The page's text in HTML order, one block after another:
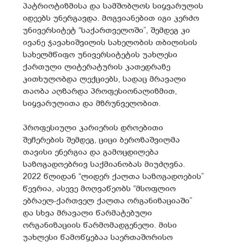
პატრიოტიზმისა და სამშობლოს სიყვარულის
იდეებს უნერგავდა. მოგვიანებით იგი კერძო
უნივერსიტეტ “საქართველოში”, შემდეგ კი
ივანე ჯავახიშვილის სახელობის თბილისის
სახელმწიფო უნივერსიტეტის უახლესი
ქართული ლიტერატურის კათედრაზე
კითხულობდა ლექციებს, სადაც მრავალი
თაობა აღზარდა პროფესიონალიზმით,
სიყვარულითა და მზრუნველობით.
პროფესიული კარიერის დროებითი
შეჩერების შემდეგ, ციცი ბეროზაშვილმა
თავისი ენერგია და გამოცდილება
საზოგადოებრივ საქმიანობას მიუძღვნა.
2022 წლიდან “ლიდერ ქალთა საზოგადოების”
წევრია, ასევე მოღვაწეობს “მსოფლიო
ებრაელ-ქართველ ქალთა ორგანიზაციაში”
და სხვა მრავალი წარმატებული
ორგანიზაციის წარმომადგენელი. მისი
უახლესი წამოწყებაა საერთაშორისო